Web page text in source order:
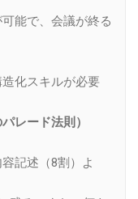
能で、会議が終る
化スキルが必要
レード法則）
記述（8割）よ